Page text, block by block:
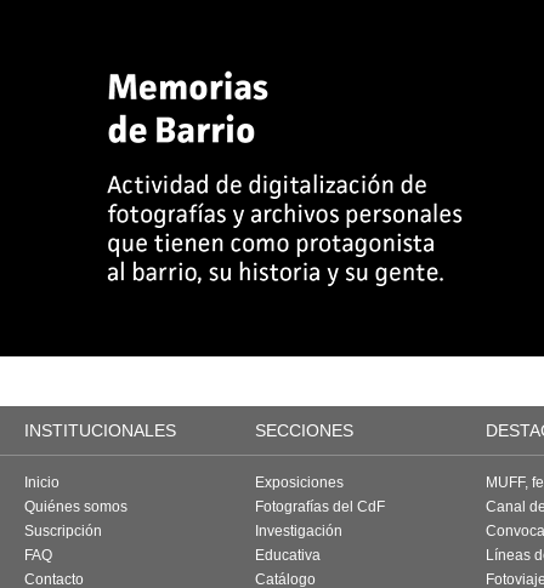
INSTITUCIONALES SECCIONES
Inicio
Quiénes somos
Suscripción
FAQ
Contacto
Exposiciones
Fotografías del CdF
Investigación
Educativa
Catálogo
MUFF,
Canal
Líneas